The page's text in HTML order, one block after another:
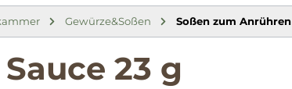
Gewürze&Soßen Soßen zum Anrühren
23 g